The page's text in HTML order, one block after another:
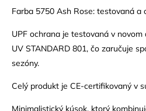
Farba 5750 Ash Rose: testovaná a
UPF ochrana je testovaná v
UV STANDARD 801, čo zaručuje
sezóny.
Celý produkt je CE-certifikovaný v
Minimalistický kúsok, ktorý